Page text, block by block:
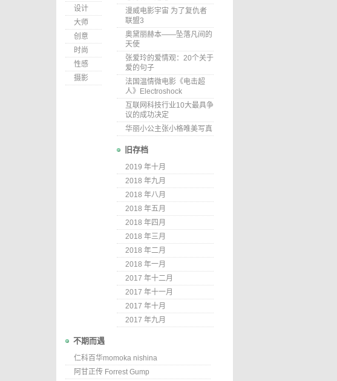
设计
大师
创意
时尚
性感
摄影
漫威电影宇宙 为了复仇者
联盟3
奥黛丽赫本——坠落凡间的
天使
张爱玲的爱情观：20个关于
爱的句子
法国温情微电影《电击超
人》Electroshock
互联网科技行业10大最具争
议的成功决定
华丽小公主张小格唯美写真
旧存档
2019 年十月
2018 年九月
2018 年八月
2018 年五月
2018 年四月
2018 年三月
2018 年二月
2018 年一月
2017 年十二月
2017 年十一月
2017 年十月
2017 年九月
不期而遇
仁科百华momoka nishina
阿甘正传 Forrest Gump